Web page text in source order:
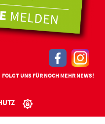
FOLGT UNS FÜR NOCH MEHR NEWS!
KONTRAST